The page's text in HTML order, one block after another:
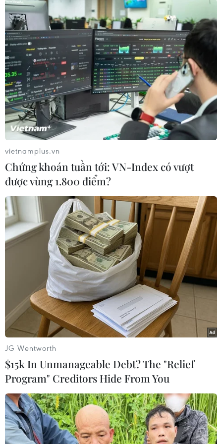
(Vietnam+)
#ca tử vong #tiêm vaccine
#vùng lãnh thổ
#ca tử vong
Theo dõi VietnamPlus
TIN LIÊN QUAN
vietnamplus.vn
Chứng khoán tuần tới: VN-Index có vượt
được vùng 1.800 điểm?
JG Wentworth
$15k In Unmanageable Debt? The "Relief
Program" Creditors Hide From You